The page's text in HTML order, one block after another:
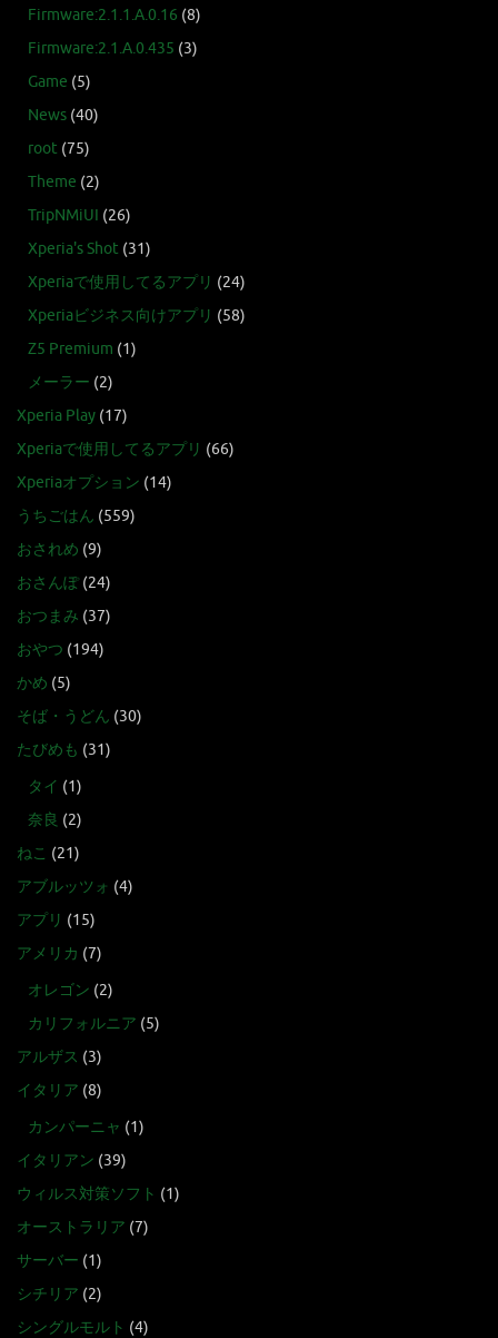
Firmware:2.1.1.A.0.16 (8)
Firmware:2.1.A.0.435 (3)
Game (5)
News (40)
root (75)
Theme (2)
TripNMiUI (26)
Xperia's Shot (31)
Xperiaで使用してるアプリ (24)
Xperiaビジネス向けアプリ (58)
Z5 Premium (1)
メーラー (2)
Xperia Play (17)
Xperiaで使用してるアプリ (66)
Xperiaオプション (14)
うちごはん (559)
おされめ (9)
おさんぽ(24)
おつまみ (37)
おやつ (194)
かめ (5)
そば・うどん (30)
たびめも (31)
タイ (1)
奈良 (2)
ねこ (21)
アブルッツォ (4)
アプリ (15)
アメリカ (7)
オレゴン (2)
カリフォルニア (5)
アルザス (3)
イタリア (8)
カンパーニャ (1)
イタリアン (39)
ウィルス対策ソフト (1)
オーストラリア (7)
サーバー (1)
シチリア (2)
シングルモルト (4)